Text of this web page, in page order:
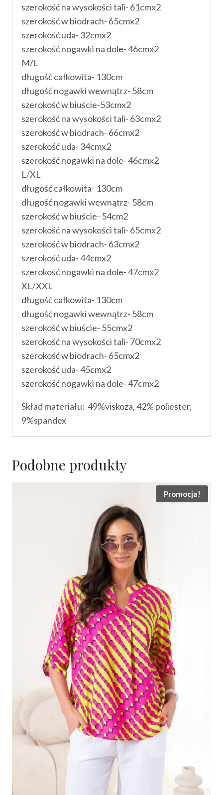
szerokość na wysokości tali- 61cmx2
szerokość w biodrach- 65cmx2
szerokość uda- 32cmx2
szerokość nogawki na dole- 46cmx2
M/L
długość całkowita- 130cm
długość nogawki wewnątrz- 58cm
szerokość w biuście-53cmx2
szerokość na wysokości tali- 63cmx2
szerokość w biodrach- 66cmx2
szerokość uda- 34cmx2
szerokość nogawki na dole- 46cmx2
L/XL
długość całkowita- 130cm
długość nogawki wewnątrz- 58cm
szerokość w biuście- 54cm2
szerokość na wysokości tali- 65cmx2
szerokość w biodrach- 63cmx2
szerokość uda- 44cmx2
szerokość nogawki na dole- 47cmx2
XL/XXL
długość całkowita- 130cm
długość nogawki wewnątrz- 58cm
szerokość w biuście- 55cmx2
szerokość na wysokości tali- 70cmx2
szerokość w biodrach- 65cmx2
szerokość uda- 45cmx2
szerokość nogawki na dole- 47cmx2
Skład materiału: 49%viskoza, 42% poliester,
9%spandex
Podobne produkty
Promocja!